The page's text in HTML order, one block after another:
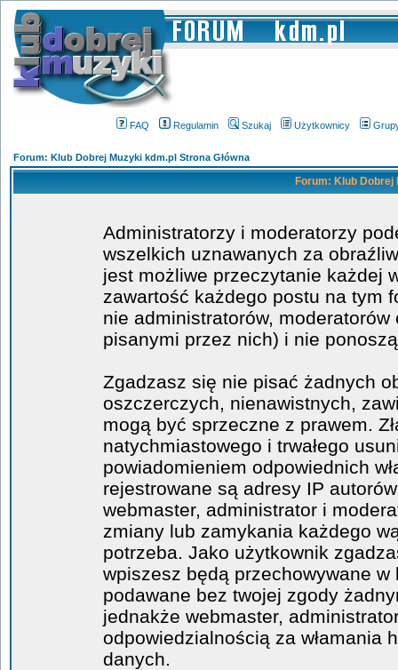
FAQ Regulamin Szukaj Użytkownicy
Forum: Klub Dobrej Muzyki kdm.pl Strona Główna
Forum: Klub
Administratorzy i moderatorzy
wszelkich uznawanych za
jest możliwe przeczytanie każdej
zawartość każdego postu na tym
nie administratorów,
pisanymi przez nich) i nie
Zgadzasz się nie pisać żadnych
oszczerczych, nienawistnych,
mogą być sprzeczne z prawem.
natychmiastowego i trwałego
powiadomieniem odpowiednich
rejestrowane są adresy IP
webmaster, administrator i
zmiany lub zamykania każdego
potrzeba. Jako użytkownik
wpiszesz będą przechowywane
podawane bez twojej zgody
jednakże webmaster,
odpowiedzialnością za włamania
danych.